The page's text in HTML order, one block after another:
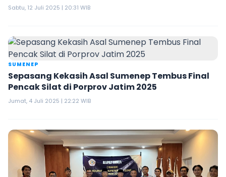
Sabtu, 12 Juli 2025 | 20:31 WIB
SUMENEP
Sepasang Kekasih Asal Sumenep Tembus Final
Pencak Silat di Porprov Jatim 2025
Jumat, 4 Juli 2025 | 22:22 WIB